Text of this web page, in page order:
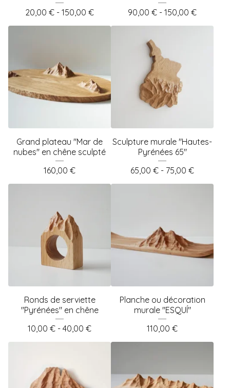
20,00 € - 150,00 €
90,00 € - 150,00 €
Grand plateau "Mar de
nubes" en chêne sculpté
160,00 €
Sculpture murale "Hautes-
Pyrénées 65"
65,00 € - 75,00 €
Ronds de serviette
"Pyrénées" en chêne
10,00 € - 40,00 €
Planche ou décoration
murale "ESQUÍ"
110,00 €